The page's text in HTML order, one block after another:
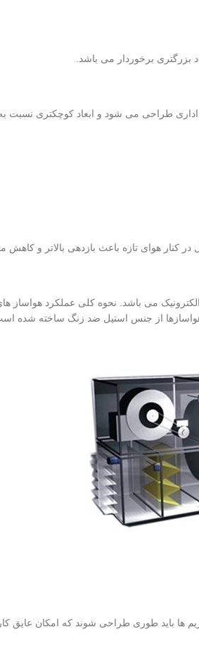
بزرگتری برخوردار می باشد.
طراحی می شود و ابعاد کوچکتری نسبت به
کنار هوای تازه باعث بازدهی بالاتر و
می باشد. نحوه کلی عملکرد هواساز
هواسازها از جنس استیل ضد زنگ ساخته
شوند که امکان عایق کاری 2 اینچی وجود داشته